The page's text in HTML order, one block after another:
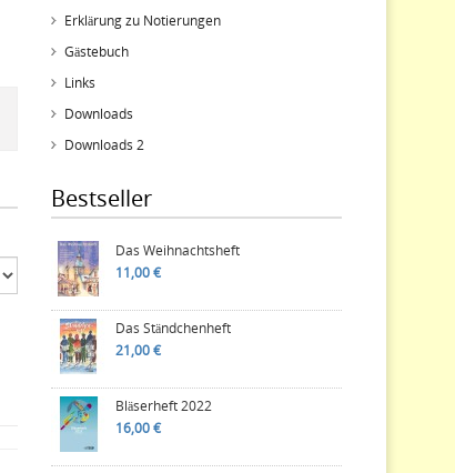
Erklärung zu Notierungen
Gästebuch
Links
Downloads
Downloads 2
Bestseller
Das Weihnachtsheft
11,00 €
Das Ständchenheft
21,00 €
Bläserheft 2022
16,00 €